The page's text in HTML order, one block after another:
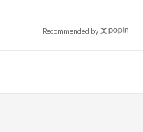
Recommended by